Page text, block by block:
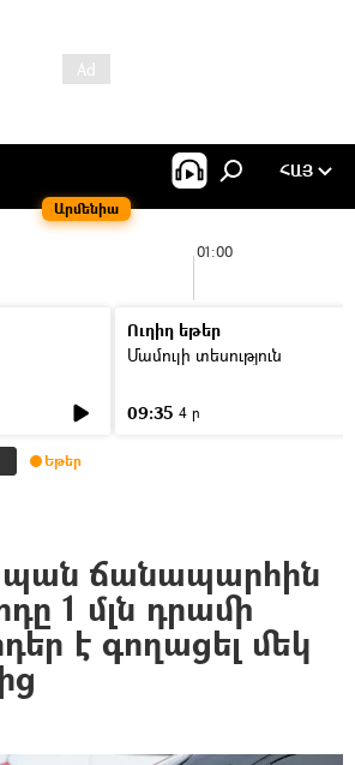
Արմենիա
ՀԱՅ
01:00
Ուղիղ եթեր
Մամուլի տեսություն
09:35 4 ր
Եթեր
ճանապարհին
1 մլն դրամի
է գողացել մեկ